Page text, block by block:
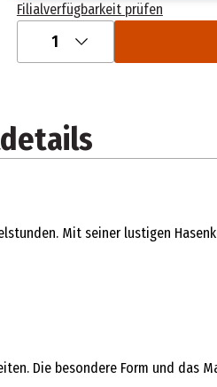
Filialverfügbarkeit prüfen
1
Mit seiner lustigen
Die besondere Form und das